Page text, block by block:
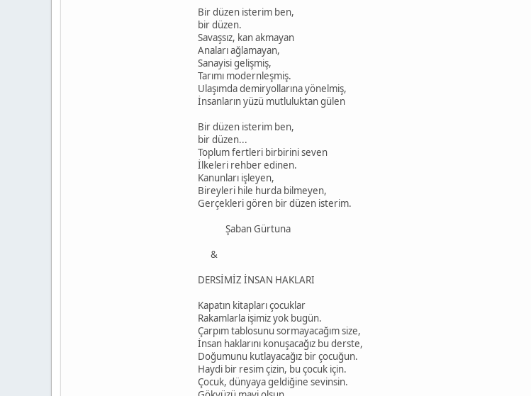
Bir düzen isterim ben,
bir düzen.
Savaşsız, kan akmayan
Anaları ağlamayan,
Sanayisi gelişmiş,
Tarımı modernleşmiş.
Ulaşımda demiryollarına yönelmiş,
İnsanların yüzü mutluluktan gülen
Bir düzen isterim ben,
bir düzen...
Toplum fertleri birbirini seven
İlkeleri rehber edinen.
Kanunları işleyen,
Bireyleri hile hurda bilmeyen,
Gerçekleri gören bir düzen isterim.
Şaban Gürtuna
&
DERSİMİZ İNSAN HAKLARI
Kapatın kitapları çocuklar
Rakamlarla işimiz yok bugün.
Çarpım tablosunu sormayacağım size,
İnsan haklarını konuşacağız bu derste,
Doğumunu kutlayacağız bir çocuğun.
Haydi bir resim çizin, bu çocuk için.
Çocuk, dünyaya geldiğine sevinsin.